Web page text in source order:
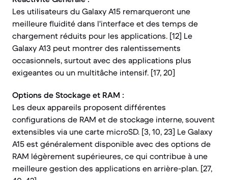
Les utilisateurs du Galaxy A15 remarqueront une
meilleure fluidité dans l'interface et des temps de
chargement réduits pour les applications. [12] Le
Galaxy A13 peut montrer des ralentissements
occasionnels, surtout avec des applications plus
exigeantes ou un multitâche intensif. [17, 20]
Options de Stockage et RAM :
Les deux appareils proposent différentes
configurations de RAM et de stockage interne, souvent
extensibles via une carte microSD. [3, 10, 23] Le Galaxy
A15 est généralement disponible avec des options de
RAM légèrement supérieures, ce qui contribue à une
meilleure gestion des applications en arrière-plan. [27,